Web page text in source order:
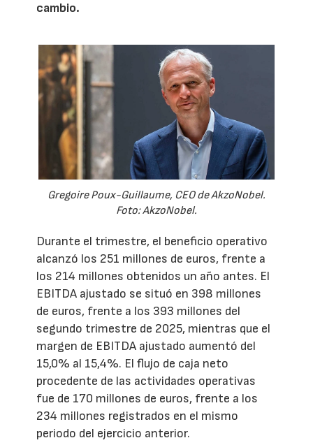
cambio.
Gregoire Poux-Guillaume, CEO de AkzoNobel.
Foto: AkzoNobel.
Durante el trimestre, el beneficio operativo
alcanzó los 251 millones de euros, frente a
los 214 millones obtenidos un año antes. El
EBITDA ajustado se situó en 398 millones
de euros, frente a los 393 millones del
segundo trimestre de 2025, mientras que el
margen de EBITDA ajustado aumentó del
15,0% al 15,4%. El flujo de caja neto
procedente de las actividades operativas
fue de 170 millones de euros, frente a los
234 millones registrados en el mismo
periodo del ejercicio anterior.